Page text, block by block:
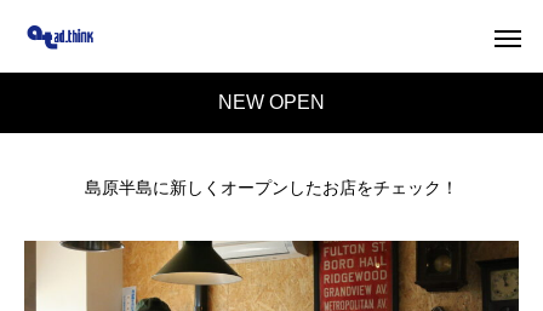
NEW OPEN
島原半島に新しくオープンしたお店をチェック！